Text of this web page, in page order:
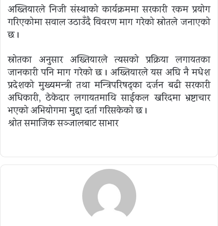
अख्तियारले निजी संस्थाको कार्यक्रममा सरकारी रकम प्रयोग
गरिएकोमा सवाल उठाउँदै विवरण माग गरेको स्रोतले जनाएको
छ ।
स्रोतका अनुसार अख्तियारले त्यसको प्रक्रिया लगायतका
जानकारी पनि माग गरेको छ । अख्तियारले यस अघि नै मधेश
प्रदेशको मुख्यमन्त्री तथा मन्त्रिपरिषद्का दर्जन बढी सरकारी
अधिकारी, ठेकेदार लगायतमाथि साईकल खरिदमा भ्रष्टाचार
भएको अभियोगमा मुद्दा दर्ता गरिसकेको छ ।
श्रोत समाजिक सञ्जालबाट साभार